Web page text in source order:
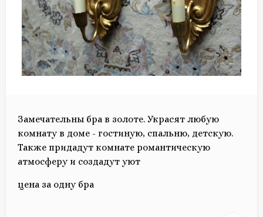
Замечательны бра в золоте. Украсят любую
комнату в доме - гостиную, спальню, детскую.
Также придадут комнате романтическую
атмосферу и создадут уют
цена за одну бра